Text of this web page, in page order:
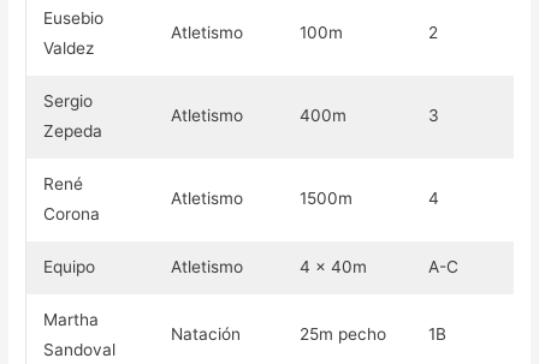
Eusebio
Valdez
Atletismo 100m 2
Sergio
Zepeda
Atletismo 400m 3
René
Corona
Atletismo 1500m 4
Equipo Atletismo 4 × 40m A-C
Martha
Sandoval
Natación 25m pecho 1B